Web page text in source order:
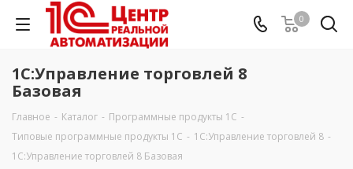
0
1С:Управление торговлей 8
Базовая
Главное - Каталог - Программные продукты 1С -
Типовые программные продукты 1С - 1С:Управление торговлей 8 -
1С:Управление торговлей 8 Базовая